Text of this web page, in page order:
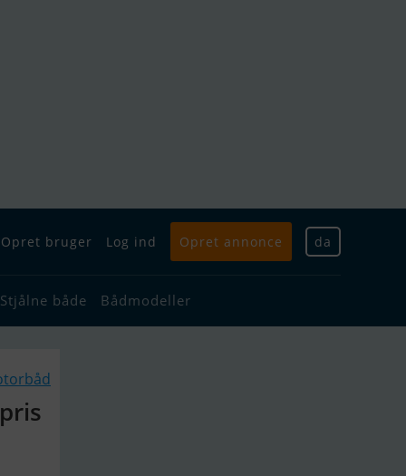
Opret bruger Log ind Opret annonce da
Stjålne både Bådmodeller